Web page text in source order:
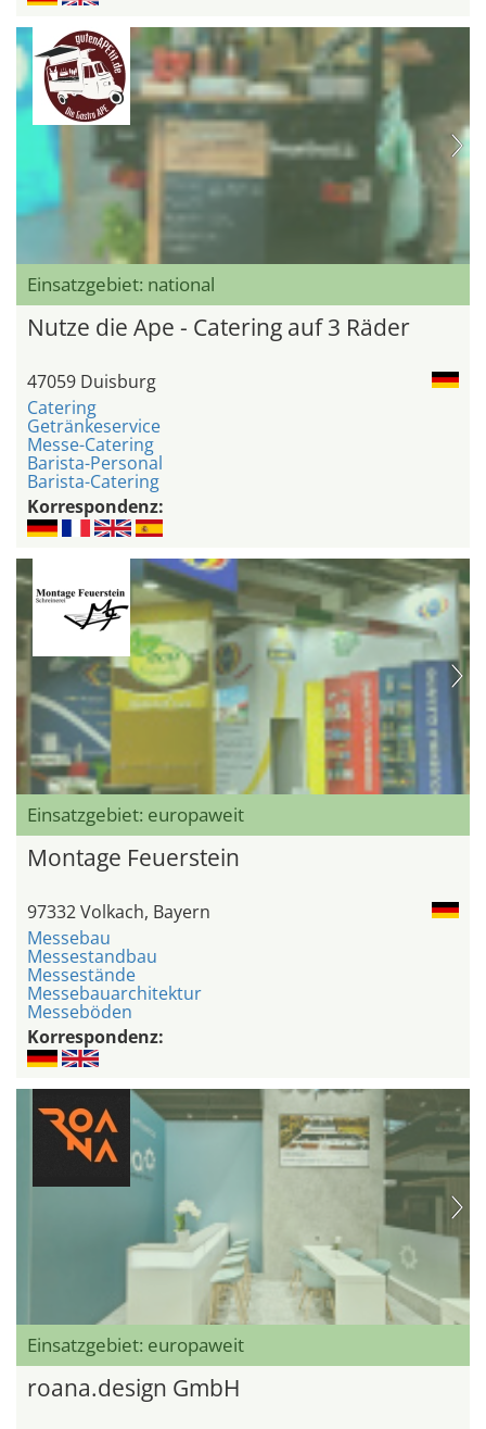
Einsatzgebiet: national
Nutze die Ape - Catering auf 3 Räder
47059 Duisburg
Catering
Getränkeservice
Messe-Catering
Barista-Personal
Barista-Catering
Korrespondenz:
Einsatzgebiet: europaweit
Montage Feuerstein
97332 Volkach, Bayern
Messebau
Messestandbau
Messestände
Messebauarchitektur
Messeböden
Korrespondenz:
Einsatzgebiet: europaweit
roana.design GmbH